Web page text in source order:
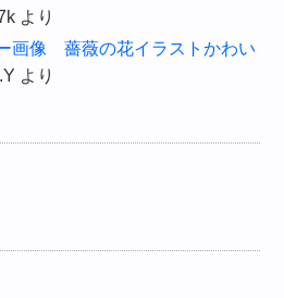
より
像 薔薇の花イラストかわい
より